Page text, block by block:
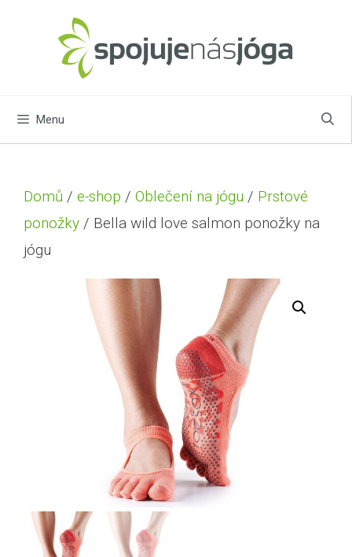
Menu
Domů / e-shop / Oblečení na jógu / Prstové
ponožky / Bella wild love salmon ponožky na
jógu